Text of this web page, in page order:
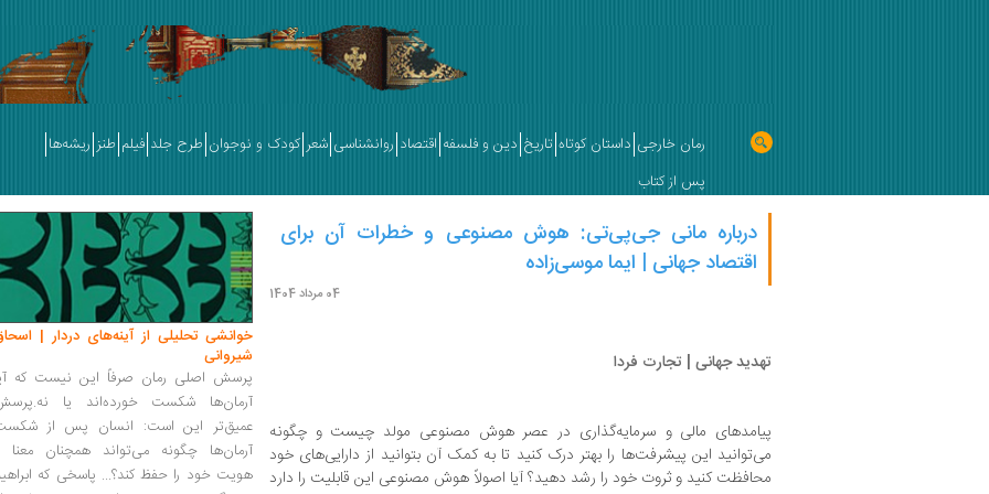
رمان خارجی داستان کوتاه تاریخ دین و فلسفه اقتصاد روانشناسی شعر کودک و نوجوان طرح جلد فیلم طنز ریشه‌ها
پس از کتاب
درباره مانی جی‌پی‌تی: هوش مصنوعی و خطرات آن برای
اقتصاد جهانی | ایما موسی‌زاده
04 مرداد 1404
تهدید جهانی | تجارت فردا
پیامدهای مالی و سرمایه‌گذاری در عصر هوش مصنوعی مولد چیست و چگونه
می‌توانید این پیشرفت‌ها را بهتر درک کنید تا به کمک آن بتوانید از دارایی‌های خود
محافظت کنید و ثروت خود را رشد دهید؟ آیا اصولاً هوش مصنوعی این قابلیت را دارد
خوانشی تحلیلی از آینه‌های دردار |
شیروانی
پرسش اصلی رمان صرفاً این نیست که
آرمان‌ها شکست خورده‌اند یا
عمیق‌تر این است: انسان پس از
آرمان‌ها چگونه می‌تواند همچنان معنا
هویت خود را حفظ کند؟... پاسخی که